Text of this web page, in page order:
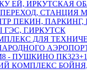
ЕЙ, ИРКУТСКАЯ
СТАНЦИЯ
ПЕКИН,
Г.ИРКУТСК
ДЛЯ
- ПУШКИНО
КОМПЛЕКС